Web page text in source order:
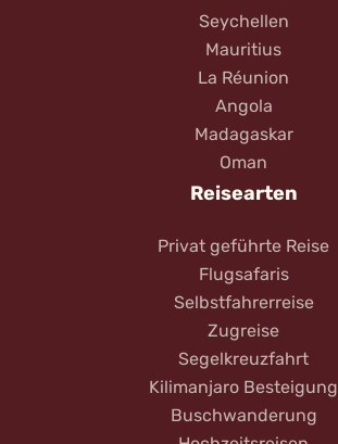
Seychellen
Mauritius
La Réunion
Angola
Madagaskar
Oman
Reisearten
Privat geführte Reise
Flugsafaris
Selbstfahrerreise
Zugreise
Segelkreuzfahrt
Kilimanjaro Besteigung
Buschwanderung